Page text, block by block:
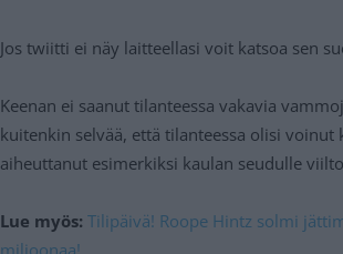
Jos twiitti ei näy laitteellasi voit katsoa sen
Keenan ei saanut tilanteessa vakavia
kuitenkin selvää, että tilanteessa olisi
aiheuttanut esimerkiksi kaulan seudulle
Lue myös: Tilipäivä! Roope Hintz solmi
miljoonaa!